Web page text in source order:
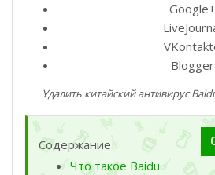
Google+
Blogger
Удалить китайский антивирус
Содержание
Что такое Baidu